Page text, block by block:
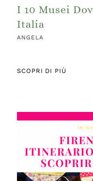
I 10 Musei
Italia
ANGELA
SCOPRI DI PIÙ